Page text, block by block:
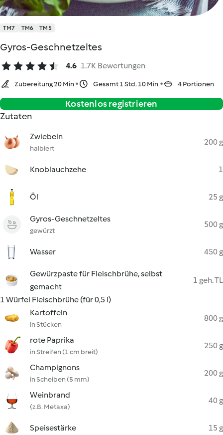
TM7 TM6 TM5
Gyros-Geschnetzeltes
4.6 1.7K Bewertungen
Zubereitung 20 Min Gesamt 1 Std. 10 Min 4 Portionen
Kostenlos registrieren
Zutaten
Zwiebeln
halbiert
200 g
Knoblauchzehe 1
Öl 25 g
Gyros-Geschnetzeltes
gewürzt
500 g
Wasser 450 g
Gewürzpaste für Fleischbrühe, selbst
gemacht
1 geh. TL
1 Würfel Fleischbrühe (für 0,5 l)
Kartoffeln
in Stücken
800 g
rote Paprika
in Streifen (1 cm breit)
250 g
Champignons
in Scheiben (5 mm)
200 g
Weinbrand
(z.B. Metaxa)
40 g
Speisestärke 15 g